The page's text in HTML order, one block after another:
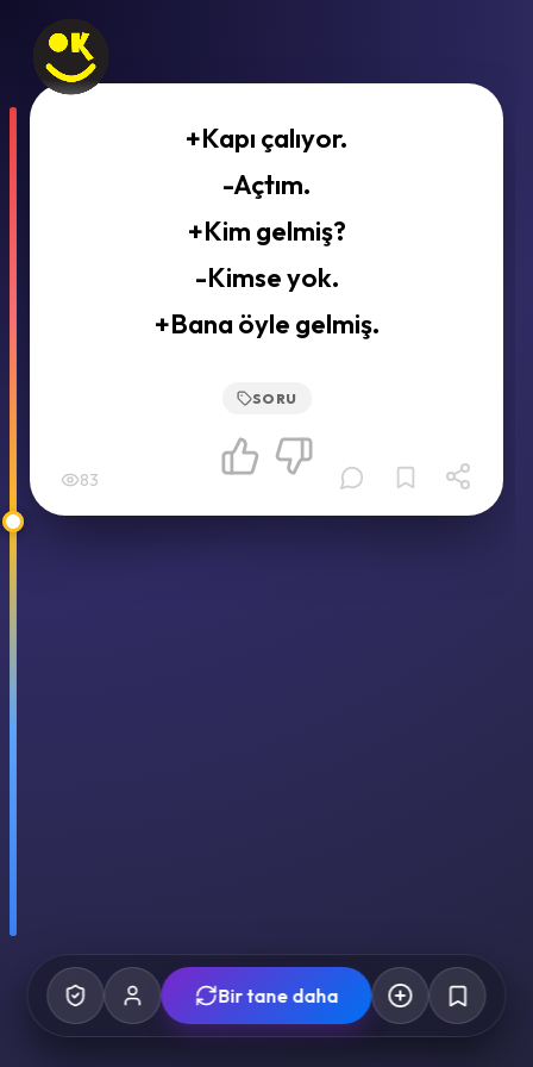
+Kapı çalıyor.
-Açtım.
+Kim gelmiş?
-Kimse yok.
+Bana öyle gelmiş.
SORU
83
Bir tane daha